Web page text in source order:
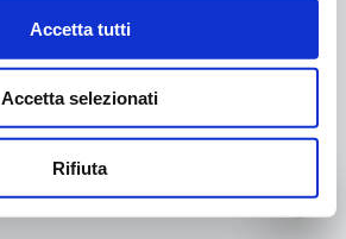
Accetta tutti
Accetta selezionati
Rifiuta